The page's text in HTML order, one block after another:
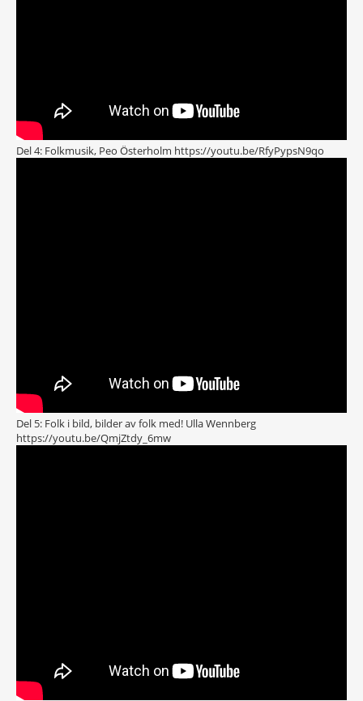
Del 4: Folkmusik, Peo Österholm https://youtu.be/RfyPypsN9qo
Del 5: Folk i bild, bilder av folk med! Ulla Wennberg
https://youtu.be/QmjZtdy_6mw